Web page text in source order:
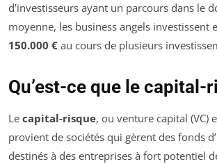
d’investisseurs ayant un parcours dans le
moyenne, les business angels investissent
150.000 € au cours de plusieurs
Qu’est-ce que le capital-
Le capital-risque, ou venture capital (VC)
provient de sociétés qui gèrent des fonds
destinés à des entreprises à fort potentiel